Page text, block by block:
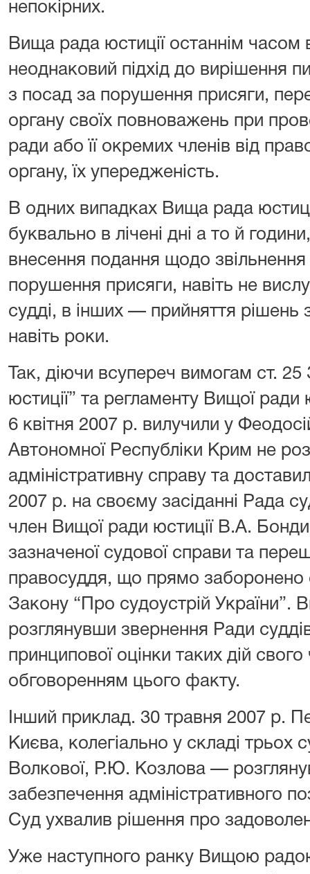
непокірних.
Вища рада юстиції останнім часом
неоднаковий підхід до вирішення
з посад за порушення присяги,
органу своїх повноважень при
ради або її окремих членів від
органу, їх упередженість.
В одних випадках Вища рада
буквально в лічені дні а то й
внесення подання щодо звільнення
порушення присяги, навіть не
судді, в інших — прийняття рішень
навіть роки.
Так, діючи всупереч вимогам ст.
юстиції” та регламенту Вищої ради
6 квітня 2007 р. вилучили у
Автономної Республіки Крим не
адміністративну справу та
2007 р. на своєму засіданні Рада
член Вищої ради юстиції В.А.
зазначеної судової справи та
правосуддя, що прямо заборонено
Закону “Про судоустрій України”.
розглянувши звернення Ради
принципової оцінки таких дій
обговоренням цього факту.
Інший приклад. 30 травня 2007 р.
Києва, колегіально у складі
Волкової, Р.Ю. Козлова —
забезпечення адміністративного
Суд ухвалив рішення про
Уже наступного ранку Вищою